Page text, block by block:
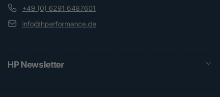
+49 (0) 6291 6487601
info@hperformance.de
HP Newsletter